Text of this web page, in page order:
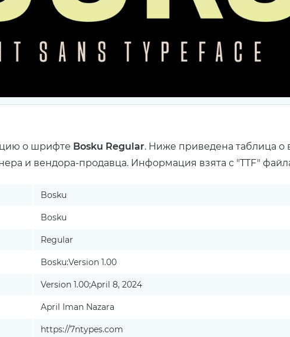
о шрифте Bosku Regular. Ниже приведена таблица о
и вендора-продавца. Информация взята с "TTF"
Bosku
Bosku
Regular
Bosku:Version 1.00
Version 1.00;April 8, 2024
April Iman Nazara
https://7ntypes.com